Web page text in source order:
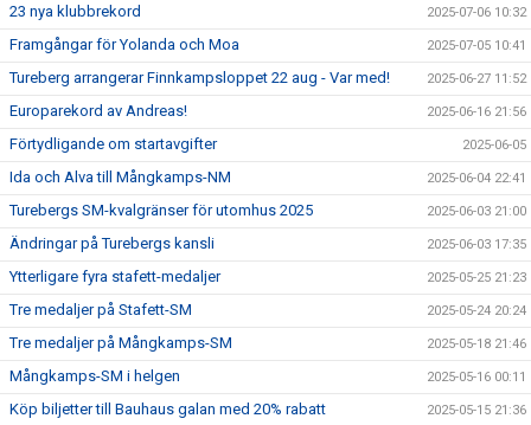
23 nya klubbrekord 2025-07-06 10:32
Framgångar för Yolanda och Moa 2025-07-05 10:41
Tureberg arrangerar Finnkampsloppet 22 aug - Var med! 2025-06-27 11:52
Europarekord av Andreas! 2025-06-16 21:56
Förtydligande om startavgifter 2025-06-05
Ida och Alva till Mångkamps-NM 2025-06-04 22:41
Turebergs SM-kvalgränser för utomhus 2025 2025-06-03 21:00
Ändringar på Turebergs kansli 2025-06-03 17:35
Ytterligare fyra stafett-medaljer 2025-05-25 21:23
Tre medaljer på Stafett-SM 2025-05-24 20:24
Tre medaljer på Mångkamps-SM 2025-05-18 21:46
Mångkamps-SM i helgen 2025-05-16 00:11
Köp biljetter till Bauhaus galan med 20% rabatt 2025-05-15 21:36